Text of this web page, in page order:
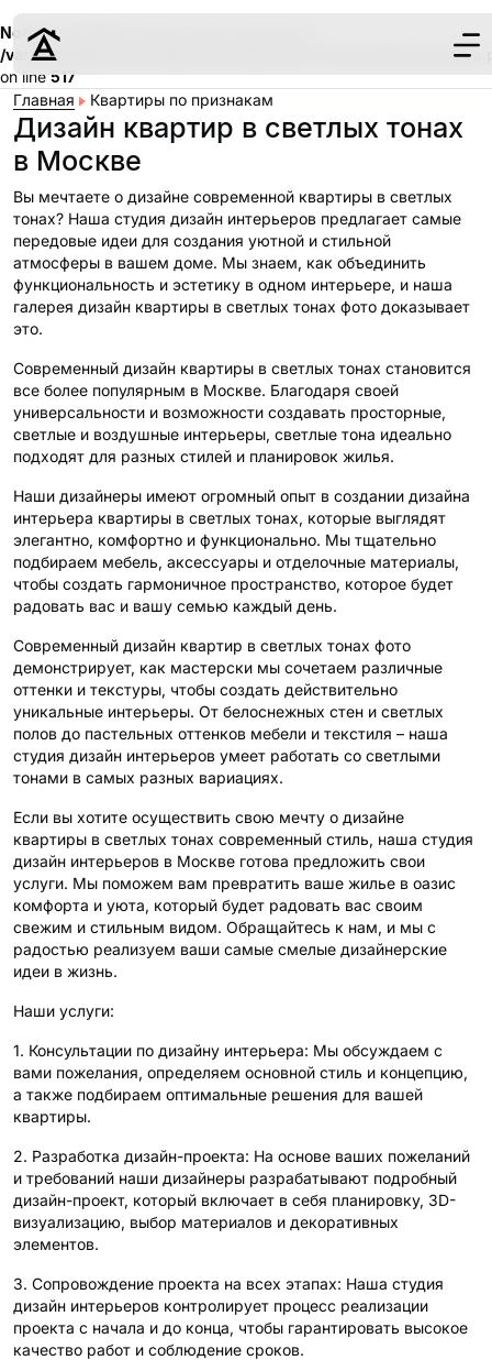
Notice: Undefined index: meta_keywords in
/var/www/aqremont/data/www/aqremont.ru/modules/
on line517
Дизайн
Ремонт
Цены
Наши работы
О нас
г. Москва
8 (495) 109-
22-59
Обсудить
проект
Главная Квартиры по признакам
Дизайн квартир в светлых тонах
в Москве
Вы мечтаете о дизайне современной квартиры в светлых
тонах? Наша студия дизайн интерьеров предлагает самые
передовые идеи для создания уютной и стильной
атмосферы в вашем доме. Мы знаем, как объединить
функциональность и эстетику в одном интерьере, и наша
галерея дизайн квартиры в светлых тонах фото доказывает
это.
Современный дизайн квартиры в светлых тонах становится
все более популярным в Москве. Благодаря своей
универсальности и возможности создавать просторные,
светлые и воздушные интерьеры, светлые тона идеально
подходят для разных стилей и планировок жилья.
Наши дизайнеры имеют огромный опыт в создании дизайна
интерьера квартиры в светлых тонах, которые выглядят
элегантно, комфортно и функционально. Мы тщательно
подбираем мебель, аксессуары и отделочные материалы,
чтобы создать гармоничное пространство, которое будет
радовать вас и вашу семью каждый день.
Современный дизайн квартир в светлых тонах фото
демонстрирует, как мастерски мы сочетаем различные
оттенки и текстуры, чтобы создать действительно
уникальные интерьеры. От белоснежных стен и светлых
полов до пастельных оттенков мебели и текстиля – наша
студия дизайн интерьеров умеет работать со светлыми
тонами в самых разных вариациях.
Если вы хотите осуществить свою мечту о дизайне
квартиры в светлых тонах современный стиль, наша студия
дизайн интерьеров в Москве готова предложить свои
услуги. Мы поможем вам превратить ваше жилье в оазис
комфорта и уюта, который будет радовать вас своим
свежим и стильным видом. Обращайтесь к нам, и мы с
радостью реализуем ваши самые смелые дизайнерские
идеи в жизнь.
Наши услуги:
1. Консультации по дизайну интерьера: Мы обсуждаем с
вами пожелания, определяем основной стиль и концепцию,
а также подбираем оптимальные решения для вашей
квартиры.
2. Разработка дизайн-проекта: На основе ваших пожеланий
и требований наши дизайнеры разрабатывают подробный
дизайн-проект, который включает в себя планировку, 3D-
визуализацию, выбор материалов и декоративных
элементов.
3. Сопровождение проекта на всех этапах: Наша студия
дизайн интерьеров контролирует процесс реализации
проекта с начала и до конца, чтобы гарантировать высокое
качество работ и соблюдение сроков.